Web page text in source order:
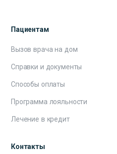
Пациентам
Вызов врача на дом
Справки и документы
Способы оплаты
Программа лояльности
Лечение в кредит
Контакты